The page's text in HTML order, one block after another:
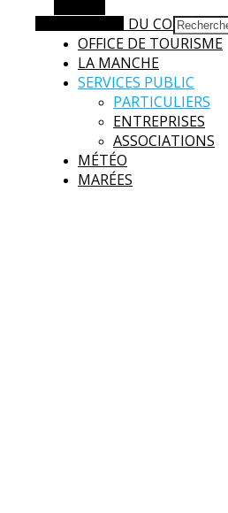
AGGLO DU COTENTIN
OFFICE DE TOURISME
LA MANCHE
SERVICES PUBLIC
PARTICULIERS
ENTREPRISES
ASSOCIATIONS
MÉTÉO
MARÉES